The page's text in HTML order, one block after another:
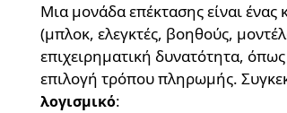
Μια μονάδα επέκτασης είναι ένας
(μπλοκ, ελεγκτές, βοηθούς,
επιχειρηματική δυνατότητα,
επιλογή τρόπου πληρωμής.
λογισμικό: